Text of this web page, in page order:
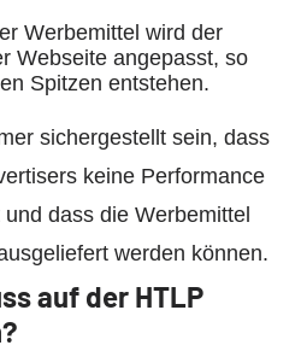
Werbemittel wird der
Webseite angepasst, so
Spitzen entstehen.
sichergestellt sein, dass
keine Performance
dass die Werbemittel
werden können.
auf der HTLP